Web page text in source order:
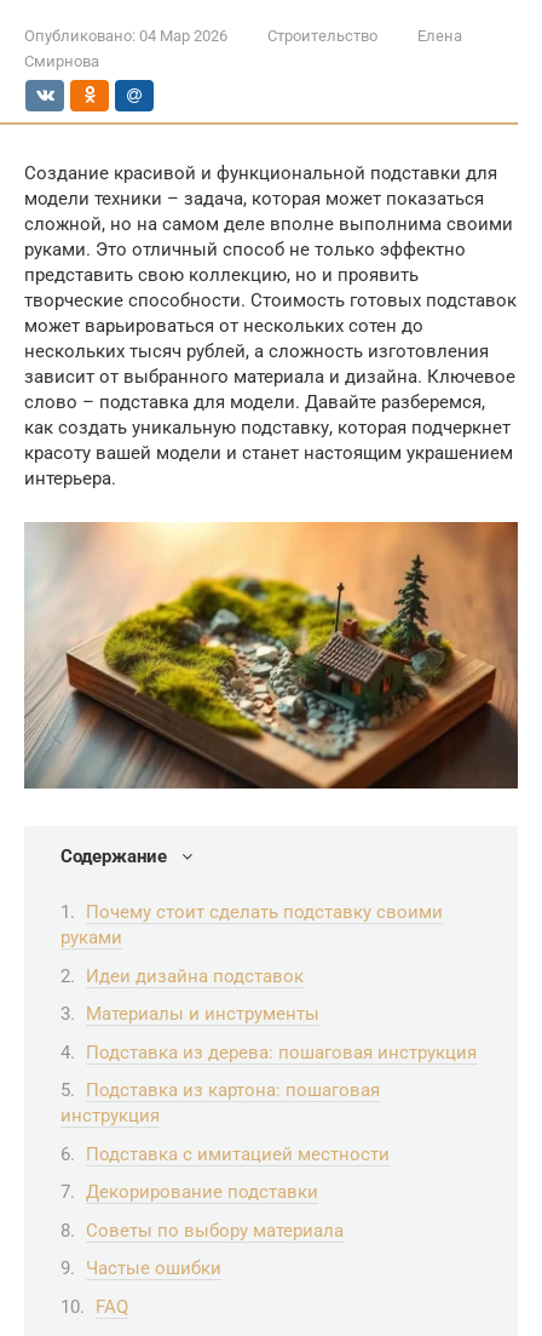
Опубликовано: 04 Мар 2026 Строительство
Елена
Смирнова
Создание красивой и функциональной подставки для
модели техники – задача, которая может показаться
сложной, но на самом деле вполне выполнима своими
руками. Это отличный способ не только эффектно
представить свою коллекцию, но и проявить
творческие способности. Стоимость готовых подставок
может варьироваться от нескольких сотен до
нескольких тысяч рублей, а сложность изготовления
зависит от выбранного материала и дизайна. Ключевое
слово – подставка для модели. Давайте разберемся,
как создать уникальную подставку, которая подчеркнет
красоту вашей модели и станет настоящим украшением
интерьера.
Содержание
Почему стоит сделать подставку своими
руками
Идеи дизайна подставок
Материалы и инструменты
Подставка из дерева: пошаговая инструкция
Подставка из картона: пошаговая
инструкция
Подставка с имитацией местности
Декорирование подставки
Советы по выбору материала
Частые ошибки
FAQ